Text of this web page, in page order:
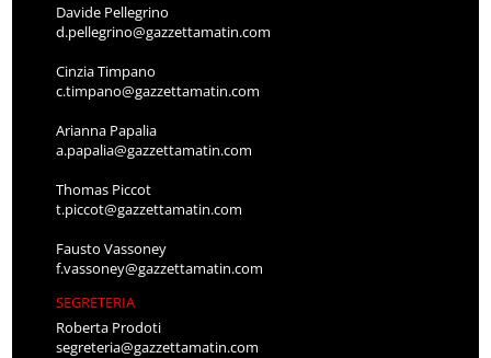
Davide Pellegrino
d.pellegrino@gazzettamatin.com
Cinzia Timpano
c.timpano@gazzettamatin.com
Arianna Papalia
a.papalia@gazzettamatin.com
Thomas Piccot
t.piccot@gazzettamatin.com
Fausto Vassoney
f.vassoney@gazzettamatin.com
SEGRETERIA
Roberta Prodoti
segreteria@gazzettamatin.com